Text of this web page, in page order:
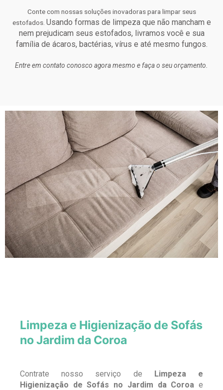
Conte com nossas soluções inovadoras para limpar seus
estofados. Usando formas de limpeza que não mancham e
nem prejudicam seus estofados, livramos você e sua
família de ácaros, bactérias, vírus e até mesmo fungos.
Entre em contato conosco agora mesmo e faça o seu orçamento.
Limpeza e Higienização de Sofás
no Jardim da Coroa
Contrate nosso serviço de Limpeza e
Higienização de Sofás no Jardim da Coroa e